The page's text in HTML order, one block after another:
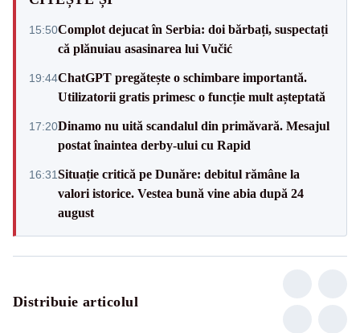
15:50Complot dejucat în Serbia: doi bărbați, suspectați
că plănuiau asasinarea lui Vučić
19:44ChatGPT pregătește o schimbare importantă.
Utilizatorii gratis primesc o funcție mult așteptată
17:20Dinamo nu uită scandalul din primăvară. Mesajul
postat înaintea derby-ului cu Rapid
16:31Situație critică pe Dunăre: debitul rămâne la
valori istorice. Vestea bună vine abia după 24
august
Distribuie articolul